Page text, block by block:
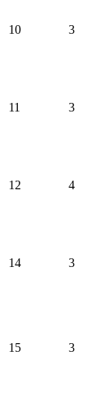
10 3
11 3
12 4
14 3
15 3